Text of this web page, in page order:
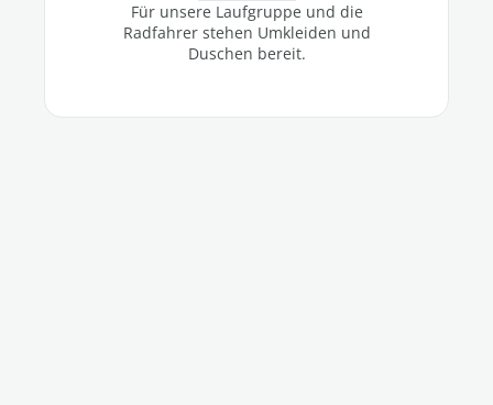
Für unsere Laufgruppe und die
Radfahrer stehen Umkleiden und
Duschen bereit.